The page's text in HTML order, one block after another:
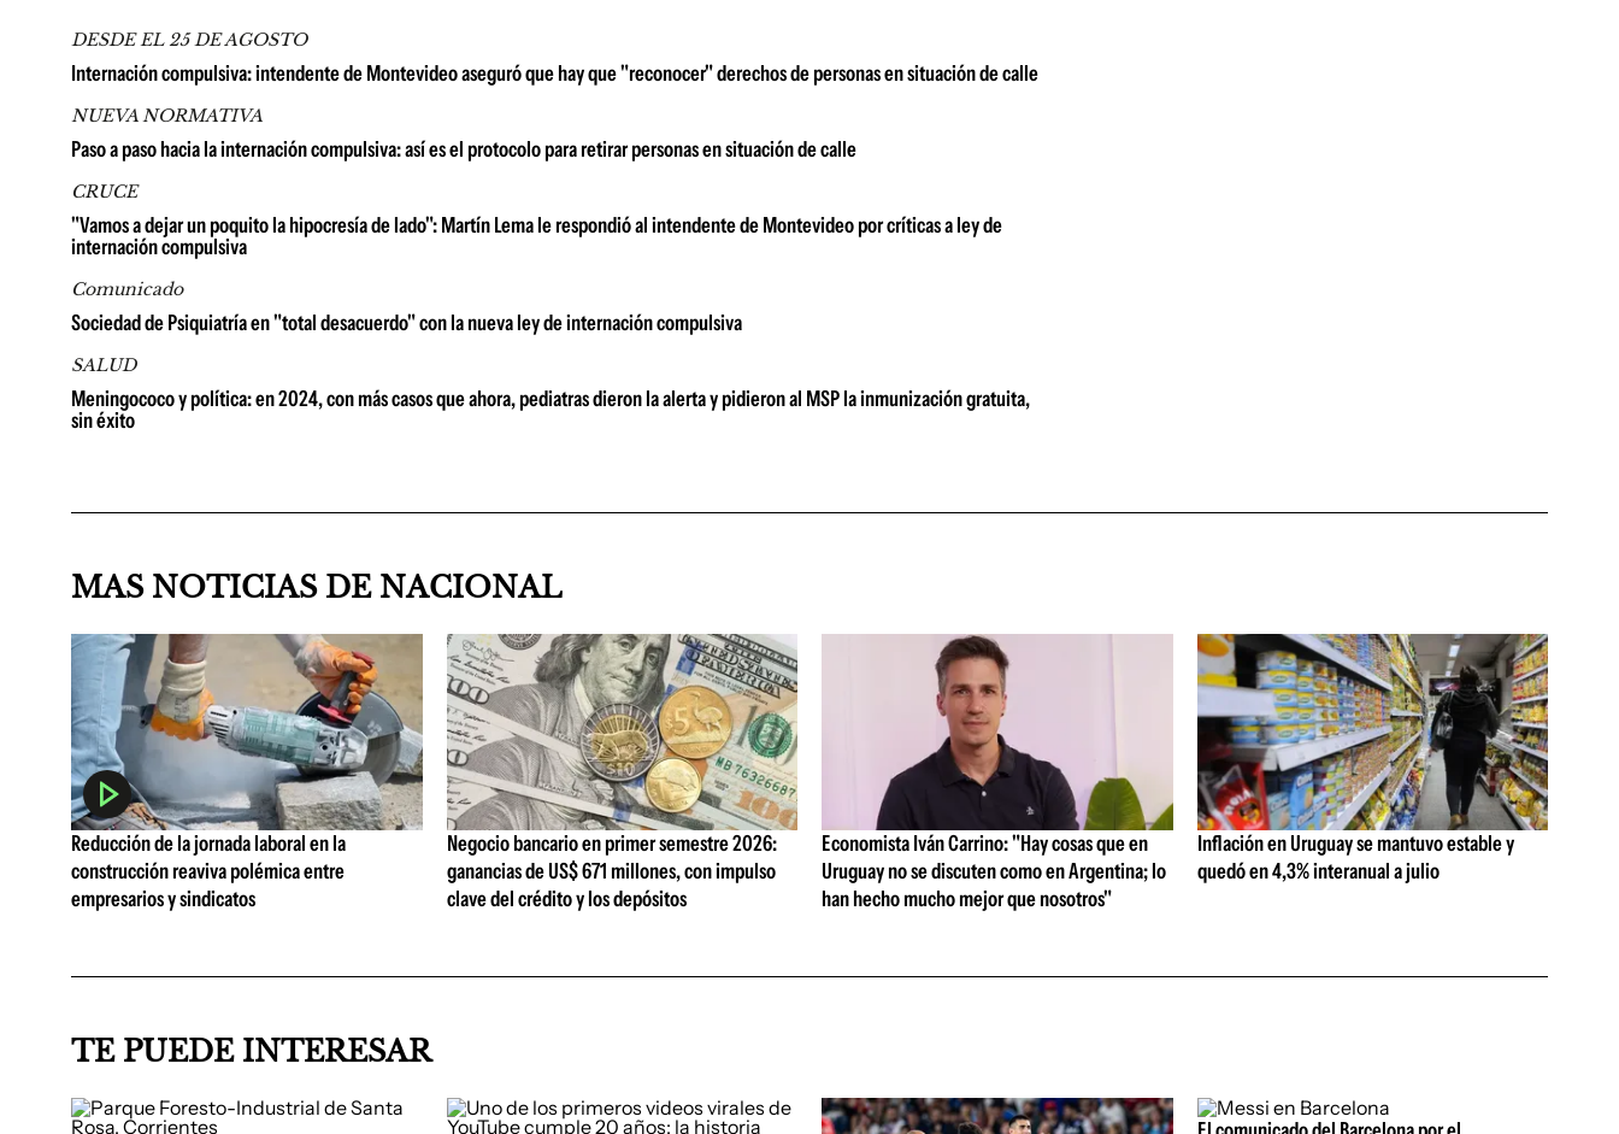
DESDE EL 25 DE AGOSTO
Internación compulsiva: intendente de Montevideo aseguró que hay que "reconocer" derechos de personas en situación de calle
NUEVA NORMATIVA
Paso a paso hacia la internación compulsiva: así es el protocolo para retirar personas en situación de calle
CRUCE
"Vamos a dejar un poquito la hipocresía de lado": Martín Lema le respondió al intendente de Montevideo por críticas a ley de
internación compulsiva
Comunicado
Sociedad de Psiquiatría en "total desacuerdo" con la nueva ley de internación compulsiva
SALUD
Meningococo y política: en 2024, con más casos que ahora, pediatras dieron la alerta y pidieron al MSP la inmunización gratuita,
sin éxito
MAS NOTICIAS DE NACIONAL
Reducción de la jornada laboral en la
construcción reaviva polémica entre
empresarios y sindicatos
Negocio bancario en primer semestre 2026:
ganancias de US$ 671 millones, con impulso
clave del crédito y los depósitos
Economista Iván Carrino: "Hay cosas que en
Uruguay no se discuten como en Argentina; lo
han hecho mucho mejor que nosotros"
Inflación en Uruguay se mantuvo estable y
quedó en 4,3% interanual a julio
TE PUEDE INTERESAR